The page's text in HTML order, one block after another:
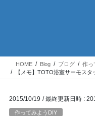
HOME Blog ブログ
作っ
【メモ】TOTO浴室サーモス
2015/10/19 / 最終更新日時 :
作ってみようDIY